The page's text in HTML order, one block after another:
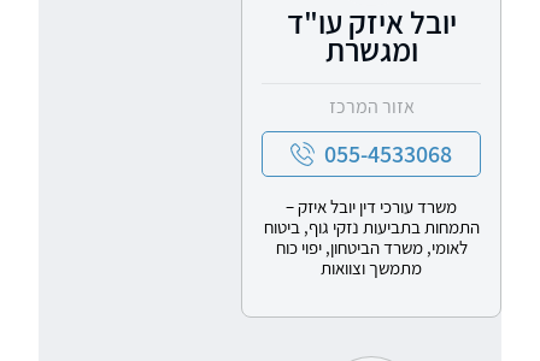
יובל איזק עו"ד
ומגשרת
אזור המרכז
055-4533068
משרד עורכי דין יובל איזק –
התמחות בתביעות נזקי גוף, ביטוח
לאומי, משרד הביטחון, יפוי כוח
מתמשך וצוואות